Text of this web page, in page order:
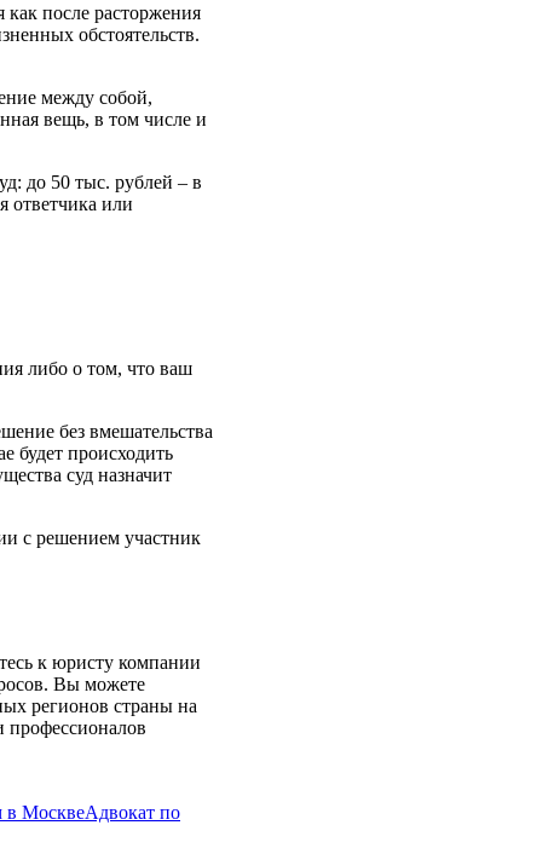
как после расторжения
обстоятельств.
между собой,
вещь, в том числе и
до 50 тыс. рублей – в
ответчика или
либо о том, что ваш
без вмешательства
будет происходить
суд назначит
с решением участник
к юристу компании
Вы можете
регионов страны на
профессионалов
в МосквеАдвокат по